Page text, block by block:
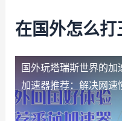
在国外怎么
国外玩塔瑞斯世界的加
加速器推荐：解决网速